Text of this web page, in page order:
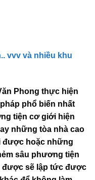
vvv và nhiều khu
Phong thực hiện
phổ biến nhất
tiện cơ giới hiện
những tòa nhà cao
được hoặc những
sâu phương tiện
được sẽ lập tức được